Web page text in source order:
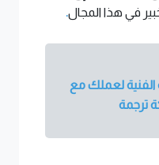
في هذا المجال.
الفنية لعملك مع
ترجمة